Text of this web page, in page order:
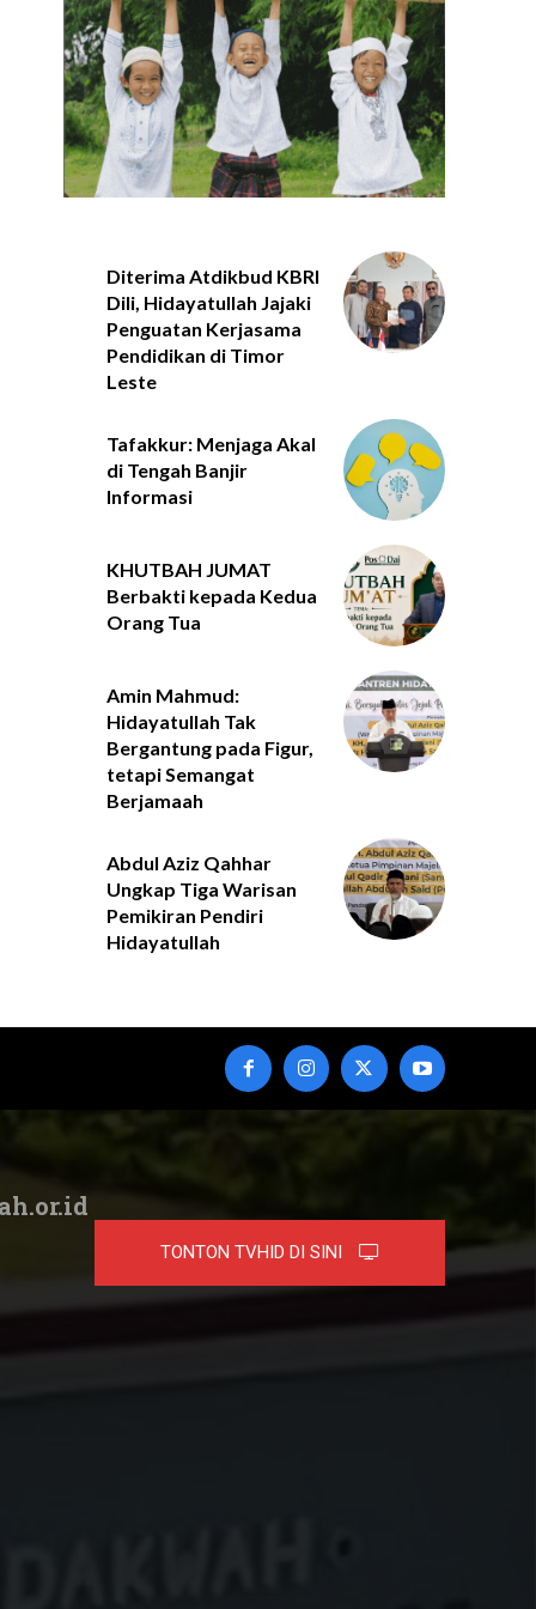
Diterima Atdikbud KBRI
Dili, Hidayatullah Jajaki
Penguatan Kerjasama
Pendidikan di Timor
Leste
Tafakkur: Menjaga Akal
di Tengah Banjir
Informasi
KHUTBAH JUMAT
Berbakti kepada Kedua
Orang Tua
Amin Mahmud:
Hidayatullah Tak
Bergantung pada Figur,
tetapi Semangat
Berjamaah
Abdul Aziz Qahhar
Ungkap Tiga Warisan
Pemikiran Pendiri
Hidayatullah
TONTON TVHID DI SINI